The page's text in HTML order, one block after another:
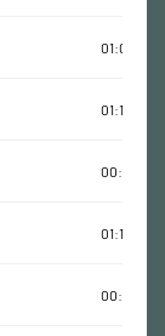
01:08:38
01:14:20
00:58:10
01:18:58
00:51:49